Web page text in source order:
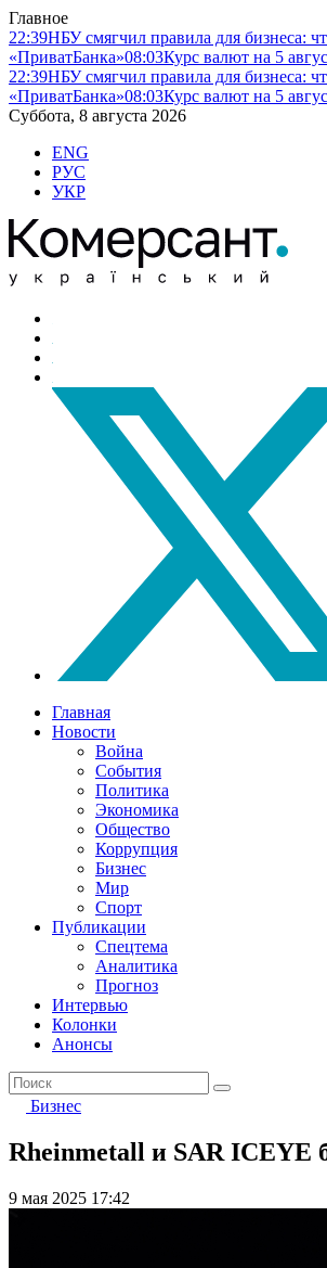
Главное
22:39НБУ смягчил правила для бизнеса:
«ПриватБанка»08:03Курс валют на 5
22:39НБУ смягчил правила для бизнеса:
«ПриватБанка»08:03Курс валют на 5
Суббота, 8 августа 2026
ENG
РУС
УКР
Главная
Новости
Война
События
Политика
Экономика
Общество
Коррупция
Бизнес
Мир
Спорт
Публикации
Спецтема
Аналитика
Прогноз
Интервью
Колонки
Анонсы
Бизнес
Rheinmetall и SAR ICEYE
9 мая 2025 17:42